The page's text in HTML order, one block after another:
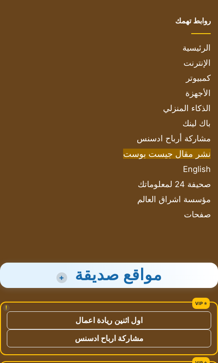
روابط تهمك
الرئيسية
الإنترنت
كمبيوتر
الأجهزة
الذكاء المنزلي
باك لينك
مشاركة أرباح ادسنس
نشر مقال جيست بوست
English
صحيفة 24 لمعلوماتك
مؤسسة اشراق العالم
صفحات
مواقع صديقة +
!
اول اثنين ريادة اعمال
مشاركة ارباح ادسنس